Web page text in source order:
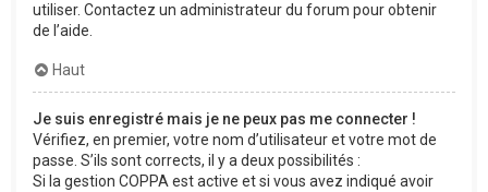
utiliser. Contactez un administrateur du forum pour obtenir
de l’aide.
Haut
Je suis enregistré mais je ne peux pas me connecter !
Vérifiez, en premier, votre nom d’utilisateur et votre mot de
passe. S’ils sont corrects, il y a deux possibilités :
Si la gestion COPPA est active et si vous avez indiqué avoir